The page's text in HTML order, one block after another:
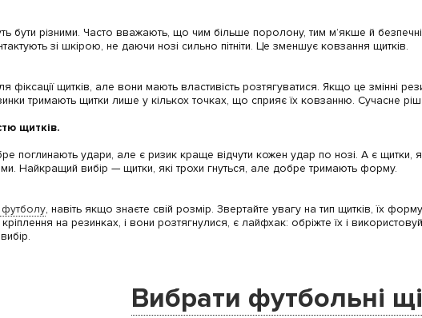
бути різними. Часто вважають, що чим більше поролону, тим м’якше й
зі шкірою, не даючи нозі сильно пітніти. Це зменшує ковзання щитків.
щитків, але вони мають властивість розтягуватися. Якщо це змінні
тримають щитки лише у кількох точках, що сприяє їх ковзанню. Сучасне
щитків.
поглинають удари, але є ризик краще відчути кожен удар по нозі. А є щитки,
Найкращий вибір — щитки, які трохи гнуться, але добре тримають форму.
, навіть якщо знаєте свій розмір. Звертайте увагу на тип щитків, їх
на резинках, і вони розтягнулися, є лайфхак: обріжте їх і
Вибрати футбольні